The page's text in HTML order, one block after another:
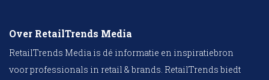
Over RetailTrends Media
RetailTrends Media is dé informatie en inspiratiebron
voor professionals in retail & brands. RetailTrends biedt